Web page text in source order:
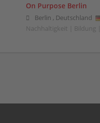
On Purpose Berlin
Berlin , Deutschland
Nachhaltigkeit | Bildung